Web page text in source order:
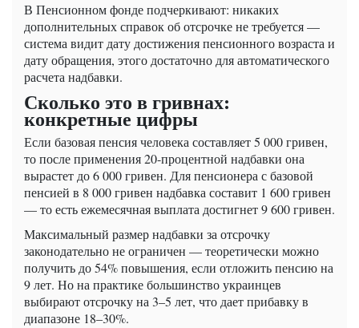
В Пенсионном фонде подчеркивают: никаких
дополнительных справок об отсрочке не требуется —
система видит дату достижения пенсионного возраста и
дату обращения, этого достаточно для автоматического
расчета надбавки.
Сколько это в гривнах:
конкретные цифры
Если базовая пенсия человека составляет 5 000 гривен,
то после применения 20-процентной надбавки она
вырастет до 6 000 гривен. Для пенсионера с базовой
пенсией в 8 000 гривен надбавка составит 1 600 гривен
— то есть ежемесячная выплата достигнет 9 600 гривен.
Максимальный размер надбавки за отсрочку
законодательно не ограничен — теоретически можно
получить до 54% повышения, если отложить пенсию на
9 лет. Но на практике большинство украинцев
выбирают отсрочку на 3–5 лет, что дает прибавку в
диапазоне 18–30%.